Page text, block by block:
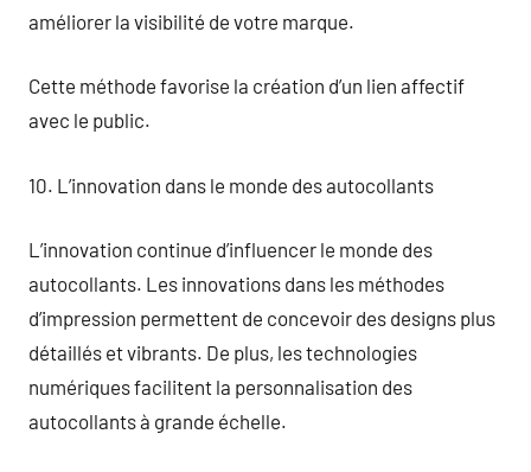
améliorer la visibilité de votre marque.
Cette méthode favorise la création d’un lien affectif
avec le public.
10. L’innovation dans le monde des autocollants
L’innovation continue d’influencer le monde des
autocollants. Les innovations dans les méthodes
d’impression permettent de concevoir des designs plus
détaillés et vibrants. De plus, les technologies
numériques facilitent la personnalisation des
autocollants à grande échelle.